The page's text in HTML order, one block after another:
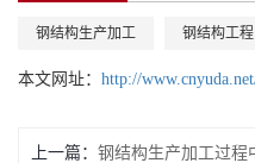
钢结构生产加工 钢结构工程
本文网址： http://
上一篇：